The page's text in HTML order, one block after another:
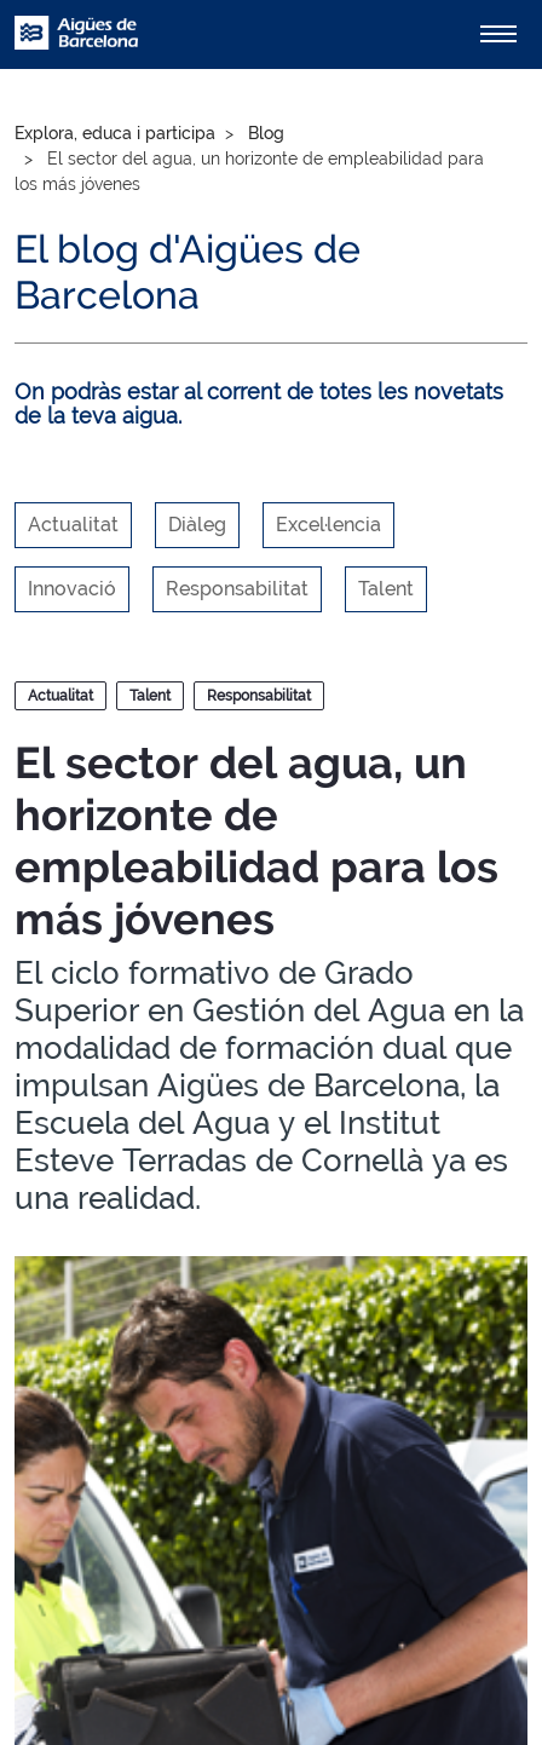
Explora, educa i participa
Blog
El sector del agua, un horizonte de empleabilidad para
los más jóvenes
El blog d'Aigües de
Barcelona
On podràs estar al corrent de totes les novetats
de la teva aigua.
Actualitat Diàleg Excel·lencia
Innovació Responsabilitat Talent
Blocs
Actualitat Talent Responsabilitat
El sector del agua, un
horizonte de
empleabilidad para los
más jóvenes
El ciclo formativo de Grado
Superior en Gestión del Agua en la
modalidad de formación dual que
impulsan Aigües de Barcelona, la
Escuela del Agua y el Institut
Esteve Terradas de Cornellà ya es
una realidad.